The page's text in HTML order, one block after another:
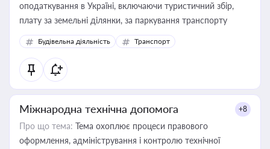
оподаткування в Україні, включаючи туристичний збір,
плату за земельні ділянки, за паркування транспорту
Будівельна діяльність Транспорт
Міжнародна технічна допомога +8
Про що тема: Тема охоплює процеси правового
оформлення, адміністрування і контролю технічної